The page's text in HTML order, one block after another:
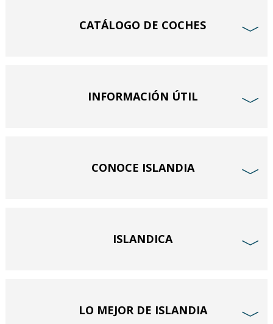
CATÁLOGO DE COCHES ﹀
INFORMACIÓN ÚTIL ﹀
CONOCE ISLANDIA ﹀
ISLANDICA ﹀
LO MEJOR DE ISLANDIA ﹀